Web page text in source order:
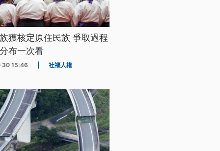
獲核定原住民族 爭取過程
布一次看
15:46 社福人權